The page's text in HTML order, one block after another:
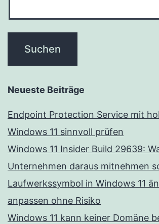
Neueste Beiträge
Endpoint Protection Service mit
Windows 11 sinnvoll prüfen
Windows 11 Insider Build 29639:
Unternehmen daraus mitnehmen
Laufwerkssymbol in Windows 11
anpassen ohne Risiko
Windows 11 kann keiner Domäne